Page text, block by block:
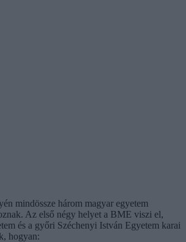
mindössze három magyar egyetem
Az első négy helyet a BME viszi el,
és a győri Széchenyi István Egyetem karai
hogyan: